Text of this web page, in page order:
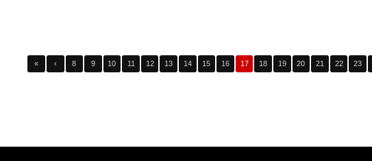
« ‹ 8 9 10 11 12 13 14 15 16 17 18 19 20 21 22 23